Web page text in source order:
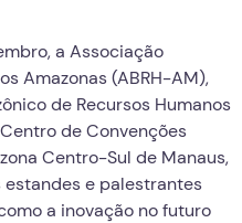
a Associação
Amazonas (ABRH-AM),
de Recursos Humanos
de Convenções
Centro-Sul de Manaus,
e palestrantes
a inovação no futuro